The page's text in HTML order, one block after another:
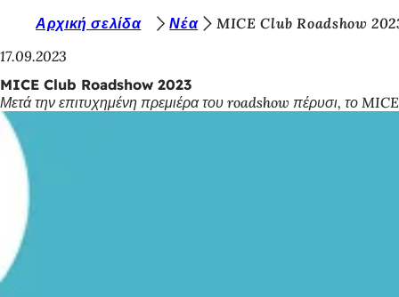
Μετάβαση στο περιεχόμενο
ρ
ί
σ
κ
ε
Αρχική σελίδα Νέα
MICE Club Roadshow
17.09.2023
MICE Club Roadshow 2023
Μετά την επιτυχημένη πρεμιέρα του roadshow πέρυσι, το